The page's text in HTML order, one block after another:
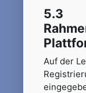
5.3
Auf der